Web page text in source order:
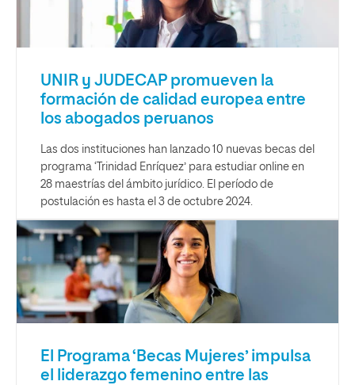
UNIR y JUDECAP promueven la
formación de calidad europea entre
los abogados peruanos
Las dos instituciones han lanzado 10 nuevas becas del
programa ‘Trinidad Enríquez’ para estudiar online en
28 maestrías del ámbito jurídico. El período de
postulación es hasta el 3 de octubre 2024.
El Programa ‘Becas Mujeres’ impulsa
el liderazgo femenino entre las